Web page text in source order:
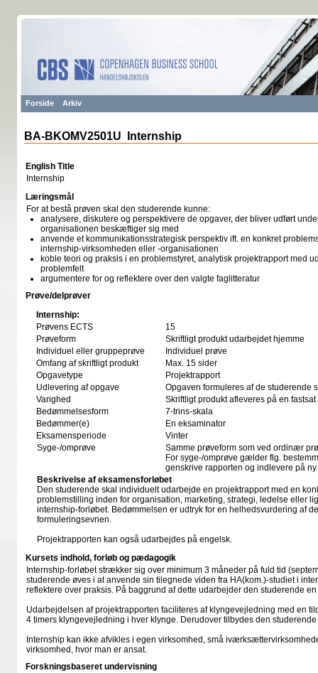
Forside Arkiv
BA-BKOMV2501U Internship
English Title
Internship
Læringsmål
For at bestå prøven skal den studerende kunne:
analysere, diskutere og perspektivere de opgaver, der bliver udført
organisationen beskæftiger sig med
anvende et kommunikationsstrategisk perspektiv ift. en konkret
internship-virksomheden eller -organisationen
koble teori og praksis i en problemstyret, analytisk projektrapport med
problemfelt
argumentere for og reflektere over den valgte faglitteratur
Prøve/delprøver
Internship:
Prøvens ECTS
15
Prøveform
Skriftligt produkt udarbejdet hjemme
Individuel eller gruppeprøve
Individuel prøve
Omfang af skriftligt produkt
Max. 15 sider
Opgavetype
Projektrapport
Udlevering af opgave
Opgaven formuleres af de studerende
Varighed
Skriftligt produkt afleveres på en
Bedømmelsesform
7-trins-skala
Bedømmer(e)
En eksaminator
Eksamensperiode
Vinter
Syge-/omprøve
Samme prøveform som ved ordinær
For syge-/omprøve gælder flg.
genskrive rapporten og indlevere på ny.
Beskrivelse af eksamensforløbet
Den studerende skal individuelt udarbejde en projektrapport med en
problemstilling inden for organisation, marketing, strategi, ledelse eller
internship-forløbet. Bedømmelsen er udtryk for en helhedsvurdering af
formuleringsevnen.
Projektrapporten kan også udarbejdes på engelsk.
Kursets indhold, forløb og pædagogik
Internship-forløbet strækker sig over minimum 3 måneder på fuld tid
studerende øves i at anvende sin tilegnede viden fra HA(kom.)-studiet i
reflektere over praksis. På baggrund af dette udarbejder den studerende
Udarbejdelsen af projektrapporten faciliteres af klyngevejledning med en
4 timers klyngevejledning i hver klynge. Derudover tilbydes den
Internship kan ikke afvikles i egen virksomhed, små
virksomhed, hvor man er ansat.
Forskningsbaseret undervisning